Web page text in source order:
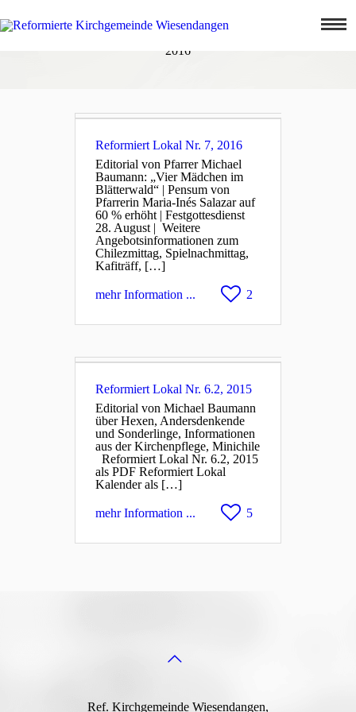
Leben
unser Team
YouTube
Raumvermietung
Downloads
Agenda
2016
Reformiert Lokal Nr. 7, 2016
Editorial von Pfarrer Michael
Baumann: „Vier Mädchen im
Blätterwald“ | Pensum von
Pfarrerin Maria-Inés Salazar auf
60 % erhöht | Festgottesdienst
28. August | Weitere
Angebotsinformationen zum
Chilezmittag, Spielnachmittag,
Kafiträff, […]
mehr Information ... 2
Reformiert Lokal Nr. 6.2, 2015
Editorial von Michael Baumann
über Hexen, Andersdenkende
und Sonderlinge, Informationen
aus der Kirchenpflege, Minichile
Reformiert Lokal Nr. 6.2, 2015
als PDF Reformiert Lokal
Kalender als […]
mehr Information ... 5
Ref. Kirchgemeinde Wiesendangen,